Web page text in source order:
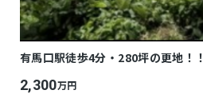
有馬口駅徒歩4分・280坪の更地！！
2,300万円